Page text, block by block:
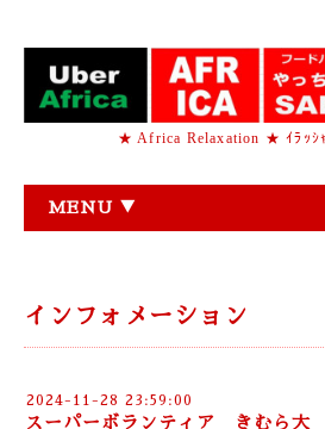
★ Africa Relaxation ★ ｲﾗｯｼ
MENU ▼
インフォメーション
2024-11-28 23:59:00
スーパーボランティア きむら大